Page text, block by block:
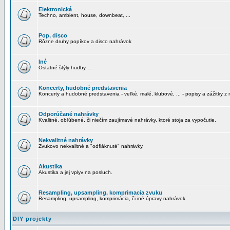
Elektronická
Techno, ambient, house, downbeat, ...
Pop, disco
Rôzne druhy popíkov a disco nahrávok
Iné
Ostatné štýly hudby ...
Koncerty, hudobné predstavenia
Koncerty a hudobné predstavenia - veľké, malé, klubové, ... - popisy a zážitky z
Odporúčané nahrávky
Kvalitné, obľúbené, či niečím zaujímavé nahrávky, ktoré stoja za vypočutie.
Nekvalitné nahrávky
Zvukovo nekvalitné a "odfláknuté" nahrávky.
Akustika
Akustika a jej vplyv na posluch.
Resampling, upsampling, komprimacia zvuku
Resampling, upsampling, komprimácia, či iné úpravy nahrávok
DIY projekty